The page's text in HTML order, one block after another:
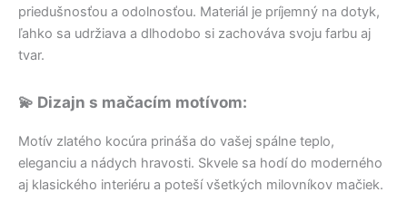
priedušnosťou a odolnosťou. Materiál je príjemný na dotyk,
ľahko sa udržiava a dlhodobo si zachováva svoju farbu aj
tvar.
💫 Dizajn s mačacím motívom:
Motív zlatého kocúra prináša do vašej spálne teplo,
eleganciu a nádych hravosti. Skvele sa hodí do moderného
aj klasického interiéru a poteší všetkých milovníkov mačiek.